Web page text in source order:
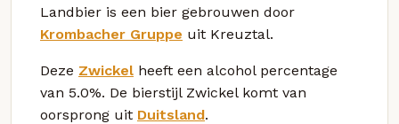
Landbier is een bier gebrouwen door
Krombacher Gruppe uit Kreuztal.
Deze Zwickel heeft een alcohol percentage
van 5.0%. De bierstijl Zwickel komt van
oorsprong uit Duitsland.